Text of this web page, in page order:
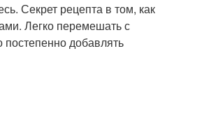
Секрет рецепта в том, как
Легко перемешать с
постепенно добавлять